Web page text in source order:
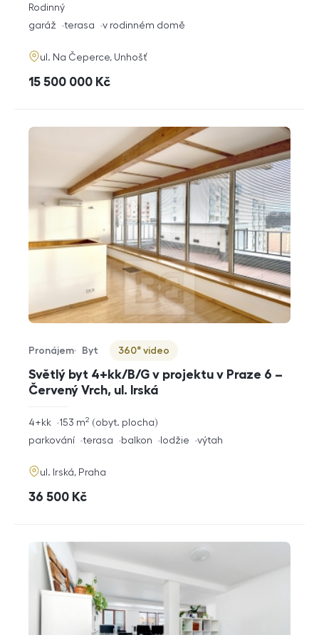
rozměry
dispozice
Rodinný
funkce
garáž terasa v rodinném domě
adresa
ul. Na Čeperce, Unhošť
cena
15 500 000 Kč
Světlý byt 4+kk/B/G v projektu v Praze 6 –
Červený Vrch, ul. Irská
Typ nabídky
Pronájem
Typ nemovitosti
Byt
Virtuální prohlídka
360° video
rozměry
4+kk obyt. plocha
153 m2
funkce
parkování terasa balkon lodžie výtah
adresa
ul. Irská, Praha
cena
36 500 Kč